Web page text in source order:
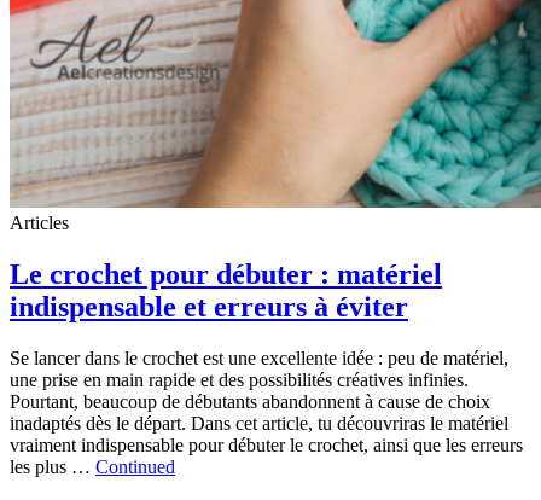
Articles
Le crochet pour débuter : matériel
indispensable et erreurs à éviter
Se lancer dans le crochet est une excellente idée : peu de matériel,
une prise en main rapide et des possibilités créatives infinies.
Pourtant, beaucoup de débutants abandonnent à cause de choix
inadaptés dès le départ. Dans cet article, tu découvriras le matériel
vraiment indispensable pour débuter le crochet, ainsi que les erreurs
les plus … Continued